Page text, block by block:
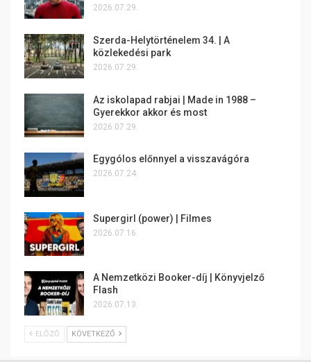
2026.07.29.
Szerda-Helytörténelem 34. | A
közlekedési park
2026.07.29.
Az iskolapad rabjai | Made in 1988 –
Gyerekkor akkor és most
2026.07.29.
Egygólos előnnyel a visszavágóra
2026.07.24.
Supergirl (power) | Filmes
2026.07.16.
A Nemzetközi Booker-díj | Könyvjelző
Flash
2026.07.13.
ELŐZŐ KÖVETKEZŐ